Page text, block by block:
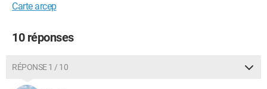
Carte arcep
10 réponses
RÉPONSE 1 / 10